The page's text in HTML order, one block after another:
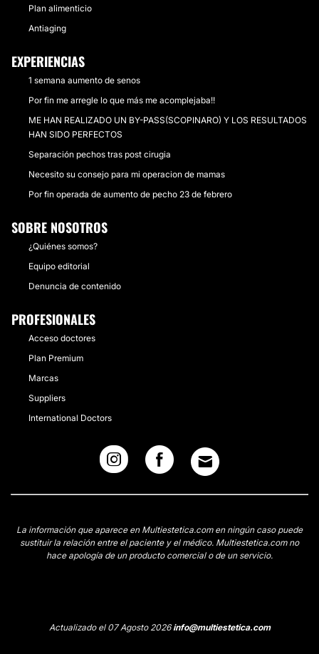
Plan alimenticio
Antiaging
EXPERIENCIAS
1 semana aumento de senos
Por fin me arregle lo que más me acomplejaba!!
ME HAN REALIZADO UN BY-PASS(SCOPINARO) Y LOS RESULTADOS
HAN SIDO PERFECTOS
Separación pechos tras post cirugia
Necesito su consejo para mi operacion de mamas
Por fin operada de aumento de pecho 23 de febrero
SOBRE NOSOTROS
¿Quiénes somos?
Equipo editorial
Denuncia de contenido
PROFESIONALES
Acceso doctores
Plan Premium
Marcas
Suppliers
International Doctors
La información que aparece en Multiestetica.com en ningún caso puede
sustituir la relación entre el paciente y el médico. Multiestetica.com no
hace apología de un producto comercial o de un servicio.
Actualizado el 07 Agosto 2026info@multiestetica.com